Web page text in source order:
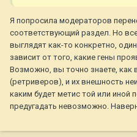
Я попросила модераторов
соответствующий раздел. Но
выглядят как-то конкретно,
зависит от того, какие гены
Возможно, вы точно знаете,
(ретриверов), и их внешность
каким будет метис той или
предугадать невозможно.